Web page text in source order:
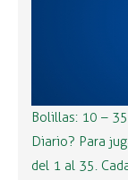
Bolillas: 10 –
Diario? Para
del 1 al 35.